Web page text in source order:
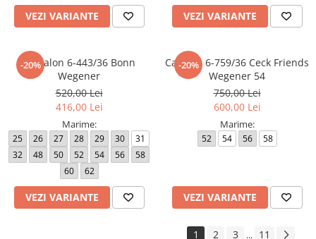
VEZI VARIANTE VEZI VARIANTE
-20%
Pantalon 6-443/36 Bonn
Wegener
520,00 Lei
416,00 Lei
Marime:
25 26 27 28 29 30
31
32
48 50 52 54 56
58
60
62
VEZI VARIANTE
-20%
Camasa 6-759/36 Ceck Friends
Wegener 54
750,00 Lei
600,00 Lei
Marime:
52 54 56 58
VEZI VARIANTE
1 2 3 ... 11